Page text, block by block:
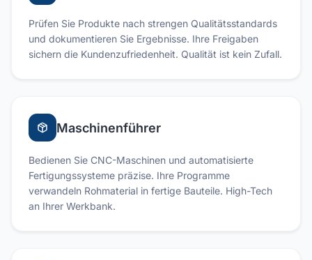
Prüfen Sie Produkte nach strengen Qualitätsstandards
und dokumentieren Sie Ergebnisse. Ihre Freigaben
sichern die Kundenzufriedenheit. Qualität ist kein Zufall.
Maschinenführer
Bedienen Sie CNC-Maschinen und automatisierte
Fertigungssysteme präzise. Ihre Programme
verwandeln Rohmaterial in fertige Bauteile. High-Tech
an Ihrer Werkbank.